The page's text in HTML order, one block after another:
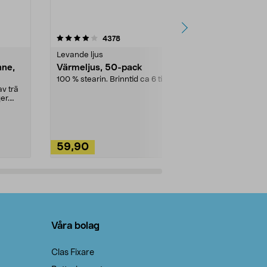
trä
4378recensioner
Levande ljus
Värmeljus, 50-pack
100 % stearin. Brinntid ca 6 tim.
59,90
4.5av 5 stjärnor
Våra bolag
Clas Fixare